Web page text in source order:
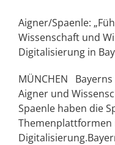
Aigner/Spaenle:
Wissenschaft und
Digitalisierung in
MÜNCHEN
Aigner und
Spaenle haben die
Themenplattformen